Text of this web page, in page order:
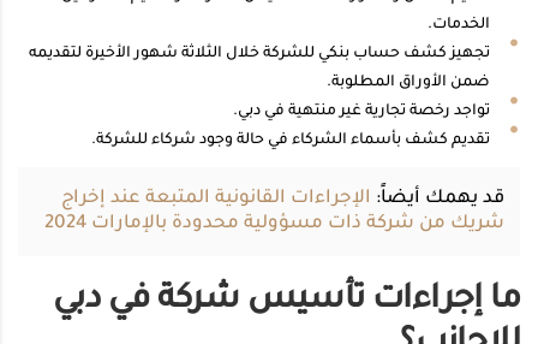
الخدمات.
تجهيز كشف حساب بنكي للشركة خلال الثلاثة شهور الأخيرة لتقديمه
ضمن الأوراق المطلوبة.
تواجد رخصة تجارية غير منتهية في دبي.
تقديم كشف بأسماء الشركاء في حالة وجود شركاء للشركة.
قد يهمك أيضاً: الإجراءات القانونية المتبعة عند إخراج
شريك من شركة ذات مسؤولية محدودة بالإمارات 2024
ما إجراءات تأسيس شركة في دبي